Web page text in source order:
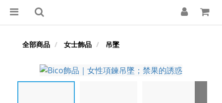
全部商品 女士飾品 吊墜